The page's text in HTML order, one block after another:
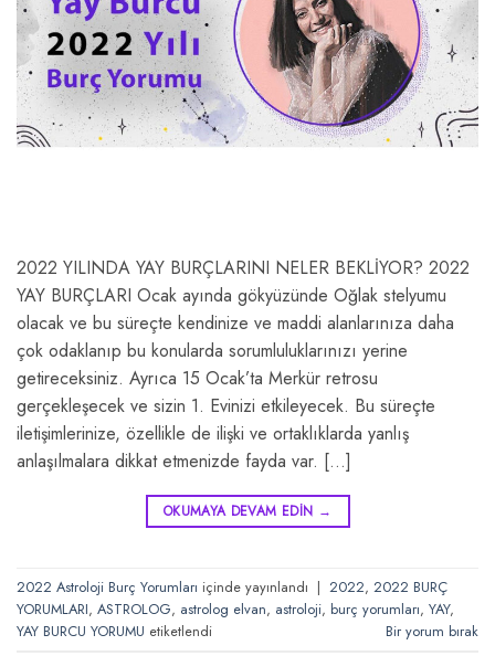
2022 YILINDA YAY BURÇLARINI NELER BEKLİYOR? 2022
YAY BURÇLARI Ocak ayında gökyüzünde Oğlak stelyumu
olacak ve bu süreçte kendinize ve maddi alanlarınıza daha
çok odaklanıp bu konularda sorumluluklarınızı yerine
getireceksiniz. Ayrıca 15 Ocak’ta Merkür retrosu
gerçekleşecek ve sizin 1. Evinizi etkileyecek. Bu süreçte
iletişimlerinize, özellikle de ilişki ve ortaklıklarda yanlış
anlaşılmalara dikkat etmenizde fayda var. […]
OKUMAYA DEVAM EDIN →
2022 Astroloji Burç Yorumları içinde yayınlandı | 2022, 2022 BURÇ
YORUMLARI, ASTROLOG, astrolog elvan, astroloji, burç yorumları, YAY,
YAY BURCU YORUMU etiketlendi Bir yorum bırak